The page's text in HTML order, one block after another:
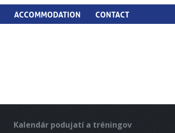
ACCOMMODATION CONTACT
Kalendár podujatí a tréningov